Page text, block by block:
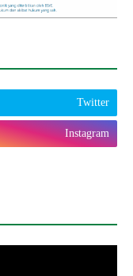
Twitter
Instagram